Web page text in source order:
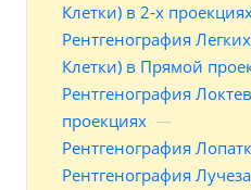
Клетки) в 2-х
Рентгенография
Клетки) в Прямой
Рентгенография
проекциях —
Рентгенография
Рентгенография